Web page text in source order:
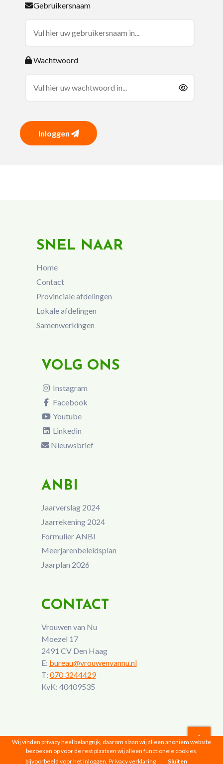
Gebruikersnaam
Wachtwoord
Inloggen
SNEL NAAR
Home
Contact
Provinciale afdelingen
Lokale afdelingen
Samenwerkingen
VOLG ONS
Instagram
Facebook
Youtube
Linkedin
Nieuwsbrief
ANBI
Jaarverslag 2024
Jaarrekening 2024
Formulier ANBI
Meerjarenbeleidsplan
Jaarplan 2026
CONTACT
Vrouwen van Nu
Moezel 17
2491 CV Den Haag
E: bureau@vrouwenvannu.nl
T: 070 3244429
KvK: 40409535
Vrouwen van Nu © 2026 |Privacyverklaring
Wij vinden privacy heel belangrijk, daarom slaan wij alleen anoniem website
bezoeken op voor de rest plaatsen wij alleen functionele cookies,
bijvoorbeeld voor het inloggen. Privacy verklaring Sluiten